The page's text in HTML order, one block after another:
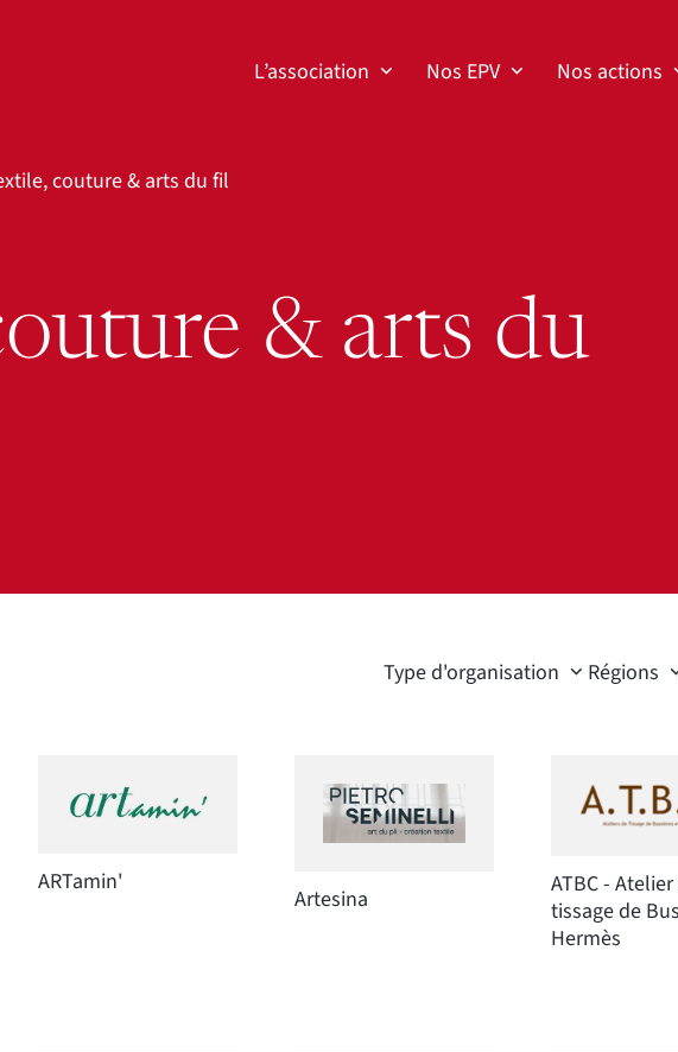
L’association Nos EPV Nos actions
couture & arts du fil
& arts du
Type d'organisation Régions
ARTamin'
Artesina
ATBC -
tissage de
Hermès